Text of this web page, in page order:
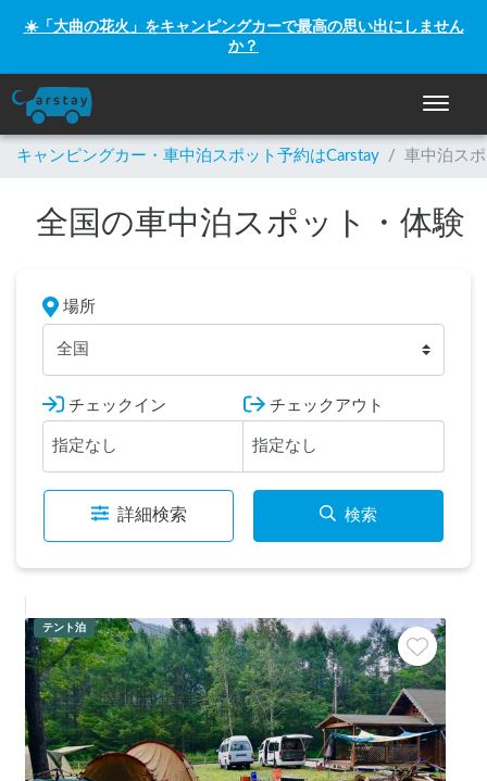
☀️「大曲の花火」をキャンピングカーで最高の思い出にしません
か？
ナビゲ
キャンピングカー・車中泊スポット予約はCarstay / 車中泊ス
全国の車中泊スポット・体験
場所
全国
チェックイン チェックアウト
詳細検索 検索
テント泊